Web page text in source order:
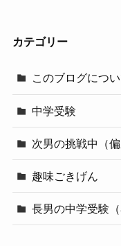
カテゴリー
このブログにつ
中学受験
次男の挑戦中（偏
趣味ごきげん
長男の中学受験（